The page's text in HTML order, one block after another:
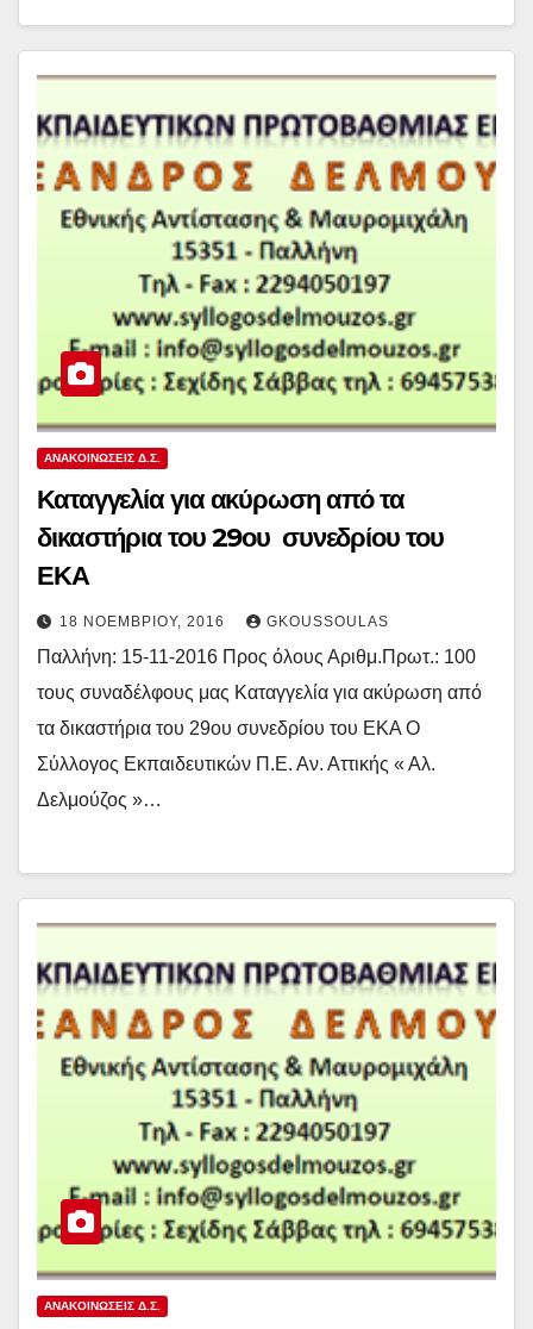
ΑΝΑΚΟΙΝΏΣΕΙΣ Δ.Σ.
Καταγγελία για ακύρωση από τα
δικαστήρια του 29ου συνεδρίου του
ΕΚΑ
18 ΝΟΕΜΒΡΊΟΥ, 2016 GKOUSSOULAS
Παλλήνη: 15-11-2016 Προς όλους Αριθμ.Πρωτ.: 100
τους συναδέλφους μας Καταγγελία για ακύρωση από
τα δικαστήρια του 29ου συνεδρίου του ΕΚΑ Ο
Σύλλογος Εκπαιδευτικών Π.Ε. Αν. Αττικής « Αλ.
Δελμούζος »…
ΑΝΑΚΟΙΝΏΣΕΙΣ Δ.Σ.